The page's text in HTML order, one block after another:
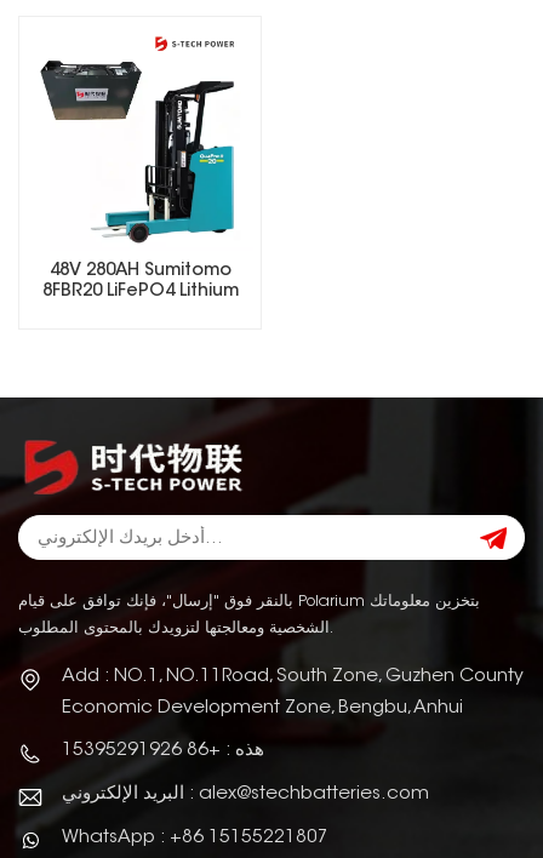
48V 280AH Sumitomo
8FBR20 LiFePO4 Lithium
بالنقر فوق "إرسال"، فإنك توافق على قيام Polarium بتخزين معلوماتك
الشخصية ومعالجتها لتزويدك بالمحتوى المطلوب.
Add : NO.1, NO.11Road, South Zone, Guzhen County
Economic Development Zone, Bengbu, Anhui
هذه : +86 15395291926
البريد الإلكتروني : alex@stechbatteries.com
WhatsApp : +86 15155221807